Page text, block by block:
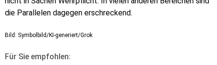
die Parallelen dagegen erschreckend.
Bild: Symbolbild/KI-generiert/Grok
Für Sie empfohlen: